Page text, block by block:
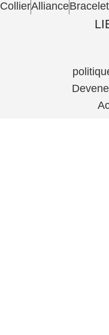
CollierAllianceBracelet